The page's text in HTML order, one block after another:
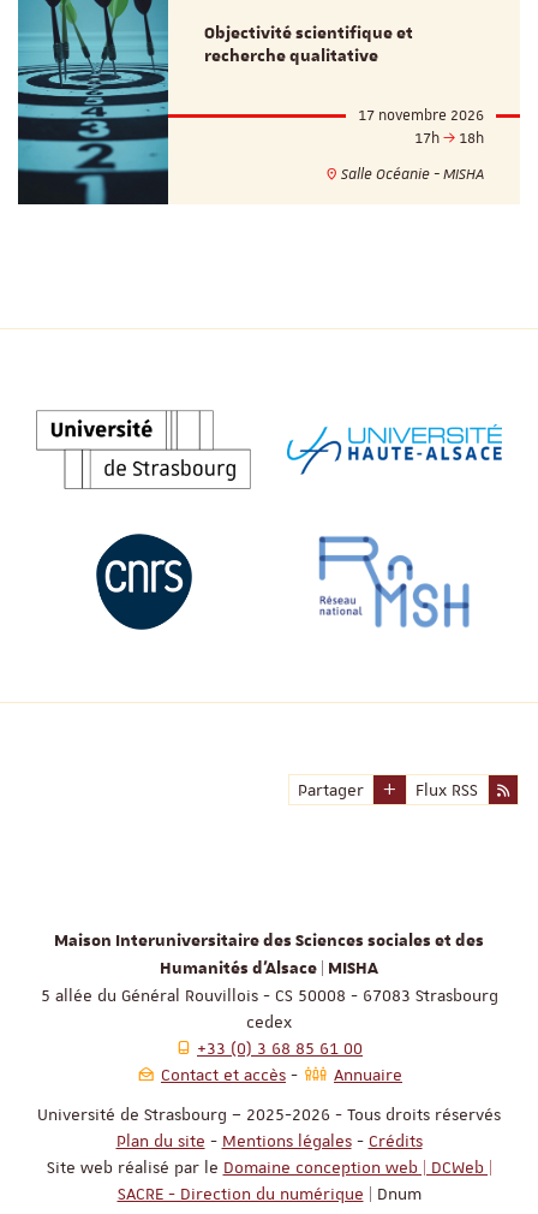
Objectivité scientifique et
recherche qualitative
17 novembre 2026
17h
18h
Salle Océanie - MISHA
Partager Flux RSS
Maison Interuniversitaire des Sciences sociales et des
Humanités d'Alsace | MISHA
5 allée du Général Rouvillois - CS 50008 - 67083 Strasbourg
cedex
+33 (0) 3 68 85 61 00
Contact et accès
Annuaire
Université de Strasbourg – 2025-2026 - Tous droits réservés
Plan du site - Mentions légales- Crédits
Site web réalisé par le Domaine conception web | DCWeb |
SACRE - Direction du numérique | Dnum